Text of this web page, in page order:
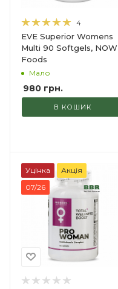
4
EVE Superior Womens
Multi 90 Softgels, NOW
Foods
Мало
980 грн.
В КОШИК
Уцінка
Акція
07/26